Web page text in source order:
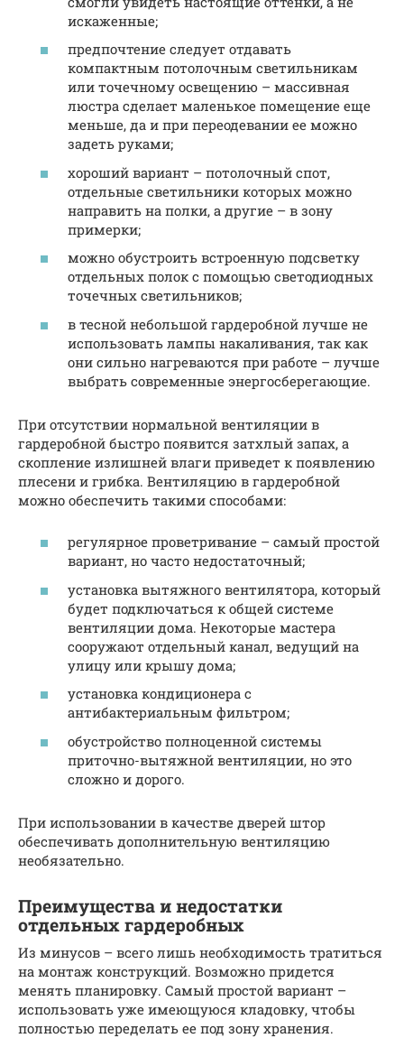
искаженные;
предпочтение следует отдавать
компактным потолочным светильникам
или точечному освещению – массивная
люстра сделает маленькое помещение еще
меньше, да и при переодевании ее можно
задеть руками;
хороший вариант – потолочный спот,
отдельные светильники которых можно
направить на полки, а другие – в зону
примерки;
можно обустроить встроенную подсветку
отдельных полок с помощью светодиодных
точечных светильников;
в тесной небольшой гардеробной лучше не
использовать лампы накаливания, так как
они сильно нагреваются при работе – лучше
выбрать современные энергосберегающие.
При отсутствии нормальной вентиляции в
гардеробной быстро появится затхлый запах, а
скопление излишней влаги приведет к появлению
плесени и грибка. Вентиляцию в гардеробной
можно обеспечить такими способами:
регулярное проветривание – самый простой
вариант, но часто недостаточный;
установка вытяжного вентилятора, который
будет подключаться к общей системе
вентиляции дома. Некоторые мастера
сооружают отдельный канал, ведущий на
улицу или крышу дома;
установка кондиционера с
антибактериальным фильтром;
обустройство полноценной системы
приточно-вытяжной вентиляции, но это
сложно и дорого.
При использовании в качестве дверей штор
обеспечивать дополнительную вентиляцию
необязательно.
Преимущества и недостатки
отдельных гардеробных
Из минусов – всего лишь необходимость тратиться
на монтаж конструкций. Возможно придется
менять планировку. Самый простой вариант –
использовать уже имеющуюся кладовку, чтобы
полностью переделать ее под зону хранения.